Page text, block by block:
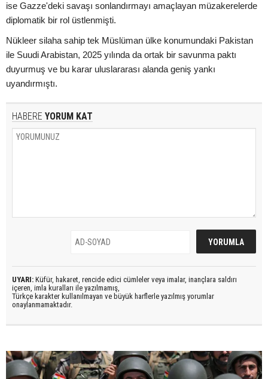
ise Gazze'deki savaşı sonlandırmayı amaçlayan müzakerelerde
diplomatik bir rol üstlenmişti.
Nükleer silaha sahip tek Müslüman ülke konumundaki Pakistan
ile Suudi Arabistan, 2025 yılında da ortak bir savunma paktı
duyurmuş ve bu karar uluslararası alanda geniş yankı
uyandırmıştı.
HABERE YORUM KAT
UYARI: Küfür, hakaret, rencide edici cümleler veya imalar, inançlara saldırı
içeren, imla kuralları ile yazılmamış,
Türkçe karakter kullanılmayan ve büyük harflerle yazılmış yorumlar
onaylanmamaktadır.